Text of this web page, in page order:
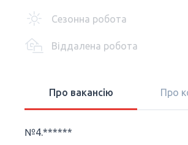
Сезонна робота
Віддалена робота
Про вакансію Про
№4.******